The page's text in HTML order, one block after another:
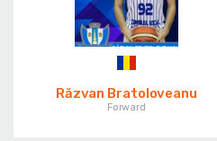
Răzvan Bratoloveanu
Forward